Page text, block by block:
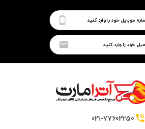
021-77602250